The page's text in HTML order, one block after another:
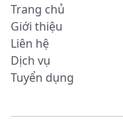
Trang chủ
Giới thiệu
Liên hệ
Dịch vụ
Tuyển dụng